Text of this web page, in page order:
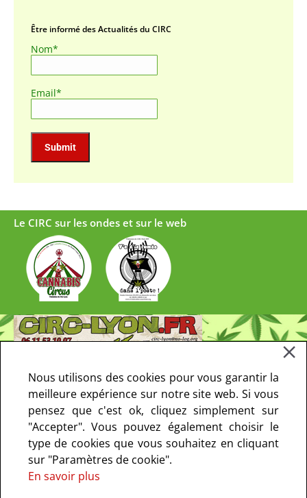
Être informé des Actualités du CIRC
Nom*
Email*
Le CIRC sur les ondes et sur le web
Nous utilisons des cookies pour vous garantir la
meilleure expérience sur notre site web. Si vous
pensez que c'est ok, cliquez simplement sur
"Accepter". Vous pouvez également choisir le
type de cookies que vous souhaitez en cliquant
sur "Paramètres de cookie".
En savoir plus